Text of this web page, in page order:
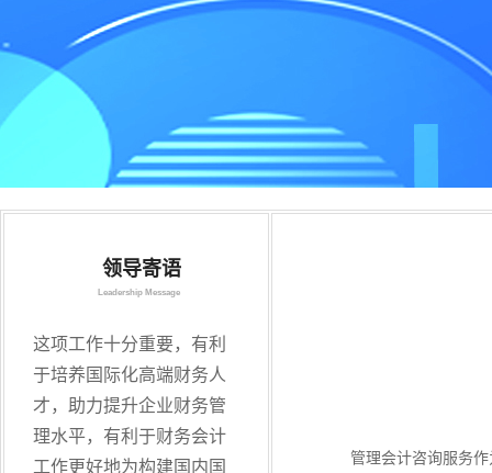
领导寄语
Leadership Message
这项工作十分重要，有利
于培养国际化高端财务人
才，助力提升企业财务管
理水平，有利于财务会计
工作更好地为构建国内国
管理会计咨询服务作